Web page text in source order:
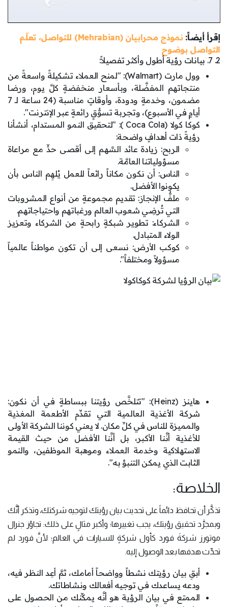
إقرأ أيضاً:
نموذج محرابيان (Mehrabian) للتواصل، تعلّم
التواصل بوضوح
2. 7. بيانات رؤية أطول وأكثر تفصيلاً:
وول مارت (Walmart): "لمنح العملاء تشكيلةً واسعةً من
منتجاتهم المفضَّلة، وبأسعار منخفضةٍ كلَّ يوم، ورضا
مضمون، وخدمةٍ ودودة، وأوقاتٍ مناسبة (24 ساعة لـ 7
أيامٍ في الأسبوع)، وتجربة تسوُّقٍ رائعةٍ عبر الإنترنت".
كوكا كولا (Coca Cola ): "لتحقيق النمو المستدام، أنشأنا
رؤيةً ذات أهدافٍ واضحة:
الربح: زيادة عائد السَّهم إلى أقصى حدٍّ مع مراعاة
مسؤولياتنا العامَّة.
الناس: أن نكون مكاناً رائعاً للعمل يُلهِم الناس بأن
يكونوا الأفضل.
ملفُّ الإنجاز: تقديم مجموعةٍ من أنواع المشروبات
التي تُرضِي شعوب العالم ورغباتهم واحتياجاتهم.
الشركاء: تطوير شبكةٍ رابحةٍ من الشركاء وتعزيز
الولاء المتبادل.
كوكب الأرض: نسعى إلى أن تكون مواطناً عالمياً
مسؤولاً ومختلفاً".
هاينز (Heinz): "تتلخَّص رؤيتنا ببساطةٍ في أن نكون:
شركة الأغذية العالمية التي تقدِّم الأطعمة المغذية
والمميزة للناس في كلِّ مكان. لا يعني كوننا الشركة الأولى
للأغذية أنَّنا الأكبر، بل أنَّنا الأفضل من حيث القيمة
الاستهلاكية وخدمة العملاء وموهبة الموظفين، والنمو
الثابت الذي يمكن التنبؤ به".
الخلاصة:
تذكَّر أن تحافظ دائماً على تحديث بيان رؤيتك لتوجيه شركتك، وتذكر أنَّك
وبمجرَّد تحقيق رؤيتك، يجب تغييرها؛ وأكبر مثالٍ على ذلك: تجاوُز جنرال
موتورز شركةَ فورد كأول شركةٍ للسيارات في العالم؛ لأنَّ فورد لم
تحدِّث هدفها بعد الوصول إليه.
أبقِ بيان رؤيتك نشطاً وواضحاً أمامك، ثمَّ أعِد النظر فيه،
ودعه يساعدك في توجيه أفعالك ونشاطاتك.
الممتع في بيان الرؤية هو أنَّه يمكِّنك من الحصول على